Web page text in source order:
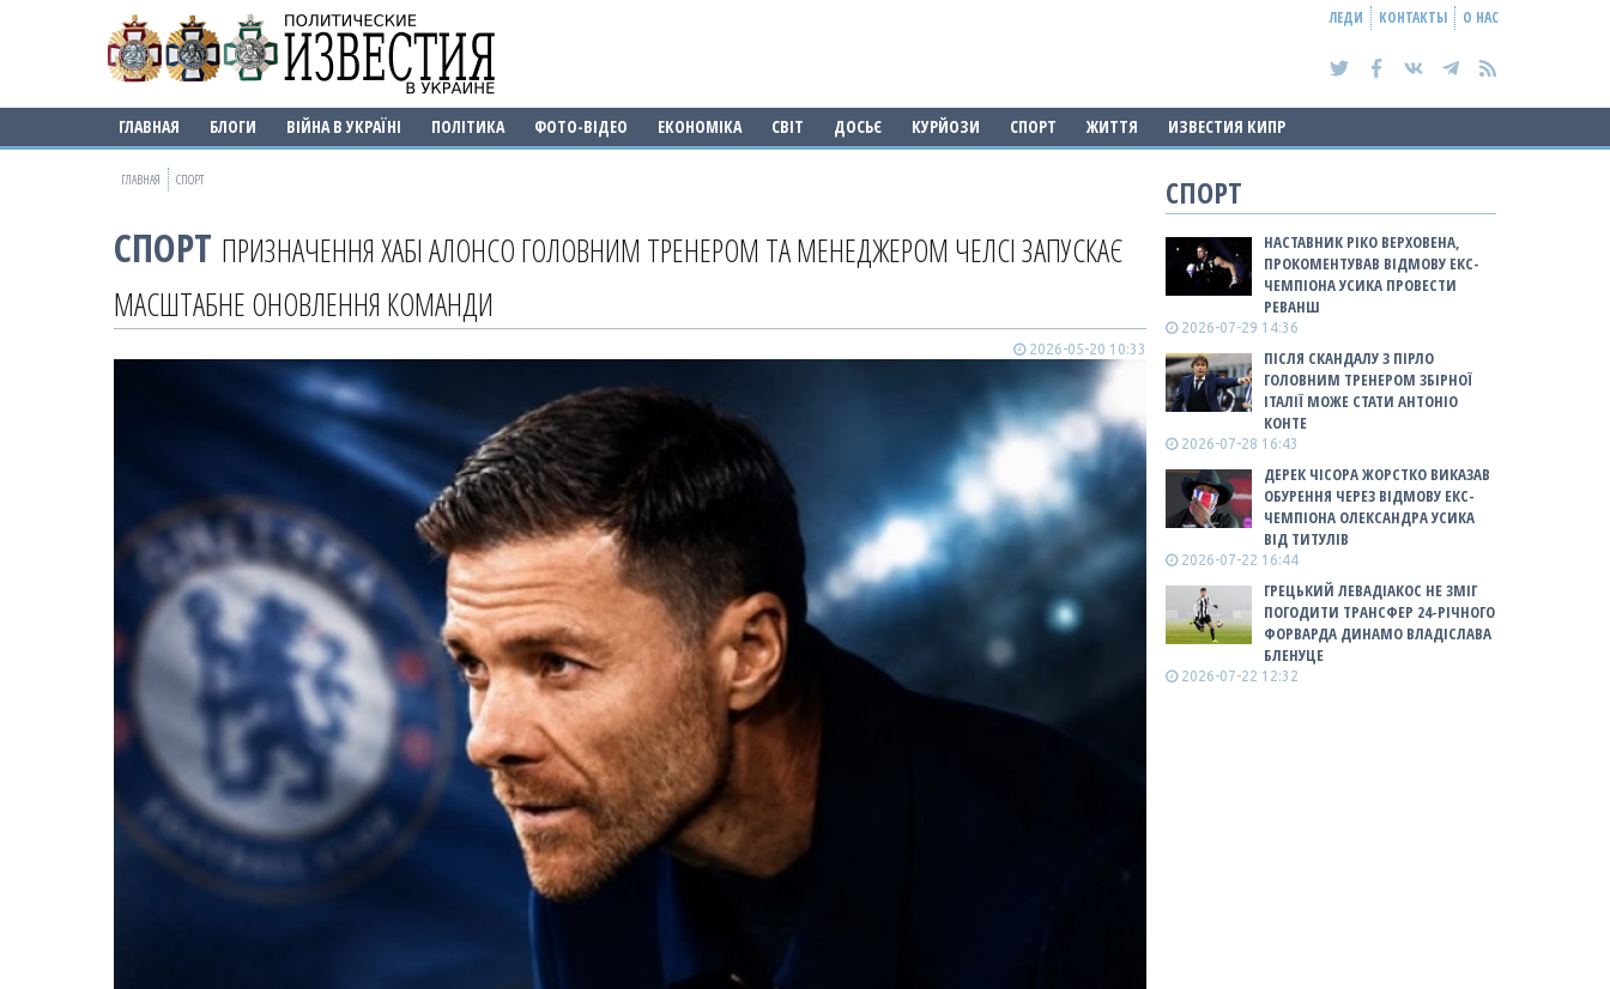
ЛЕДИ КОНТАКТЫ О НАС
ГЛАВНАЯ БЛОГИ ВІЙНА В УКРАЇНІ ПОЛІТИКА ФОТО-ВІДЕО ЕКОНОМІКА СВІТ ДОСЬЄ КУРЙОЗИ СПОРТ ЖИТТЯ ИЗВЕСТИЯ КИПР
ГЛАВНАЯ СПОРТ
СПОРТ ПРИЗНАЧЕННЯ ХАБІ АЛОНСО ГОЛОВНИМ ТРЕНЕРОМ ТА МЕНЕДЖЕРОМ ЧЕЛСІ ЗАПУСКАЄ
МАСШТАБНЕ ОНОВЛЕННЯ КОМАНДИ
2026-05-20 10:33
СПОРТ
НАСТАВНИК РІКО ВЕРХОВЕНА,
ПРОКОМЕНТУВАВ ВІДМОВУ ЕКС-
ЧЕМПІОНА УСИКА ПРОВЕСТИ
РЕВАНШ
2026-07-29 14:36
ПІСЛЯ СКАНДАЛУ З ПІРЛО
ГОЛОВНИМ ТРЕНЕРОМ ЗБІРНОЇ
ІТАЛІЇ МОЖЕ СТАТИ АНТОНІО
КОНТЕ
2026-07-28 16:43
ДЕРЕК ЧІСОРА ЖОРСТКО ВИКАЗАВ
ОБУРЕННЯ ЧЕРЕЗ ВІДМОВУ ЕКС-
ЧЕМПІОНА ОЛЕКСАНДРА УСИКА
ВІД ТИТУЛІВ
2026-07-22 16:44
ГРЕЦЬКИЙ ЛЕВАДІАКОС НЕ ЗМІГ
ПОГОДИТИ ТРАНСФЕР 24-РІЧНОГО
ФОРВАРДА ДИНАМО ВЛАДІСЛАВА
БЛЕНУЦЕ
2026-07-22 12:32